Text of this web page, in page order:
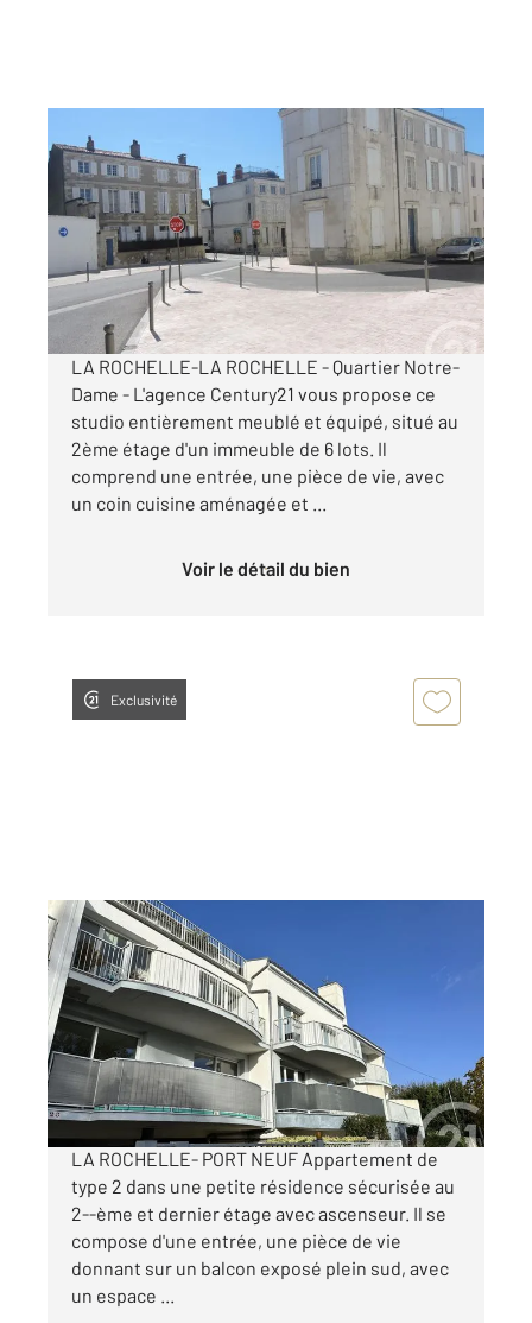
LA ROCHELLE 17
19,28 m2, 1 pièce
Ref : 22328
Appartement Studio à louer
604,23 €
par mois charges comprises
LA ROCHELLE-LA ROCHELLE - Quartier Notre-
Dame - L'agence Century21 vous propose ce
studio entièrement meublé et équipé, situé au
2ème étage d'un immeuble de 6 lots. Il
comprend une entrée, une pièce de vie, avec
un coin cuisine aménagée et ...
Voir le détail du bien
Exclusivité
LA ROCHELLE 17
38,67 m2, 2 pièces
Ref : 22375
Appartement à louer
760,44 €
par mois charges comprises
LA ROCHELLE- PORT NEUF Appartement de
type 2 dans une petite résidence sécurisée au
2--ème et dernier étage avec ascenseur. Il se
compose d'une entrée, une pièce de vie
donnant sur un balcon exposé plein sud, avec
un espace ...